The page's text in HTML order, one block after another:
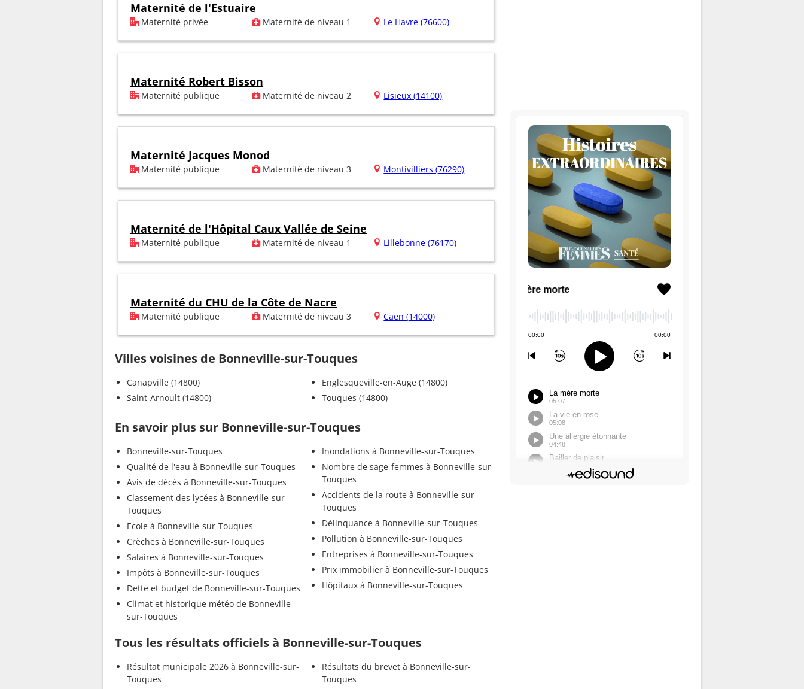
Maternité de l'Estuaire
Maternité privée Maternité de niveau 1 Le Havre (76600)
Maternité Robert Bisson
Maternité publique Maternité de niveau 2 Lisieux (14100)
Maternité Jacques Monod
Maternité publique Maternité de niveau 3 Montivilliers (76290)
Maternité de l'Hôpital Caux Vallée de Seine
Maternité publique Maternité de niveau 1 Lillebonne (76170)
Maternité du CHU de la Côte de Nacre
Maternité publique Maternité de niveau 3 Caen (14000)
Villes voisines de Bonneville-sur-Touques
Canapville (14800)
Saint-Arnoult (14800)
Englesqueville-en-Auge (14800)
Touques (14800)
En savoir plus sur Bonneville-sur-Touques
Bonneville-sur-Touques
Qualité de l'eau à Bonneville-sur-Touques
Avis de décès à Bonneville-sur-Touques
Classement des lycées à Bonneville-sur-
Touques
Ecole à Bonneville-sur-Touques
Crèches à Bonneville-sur-Touques
Salaires à Bonneville-sur-Touques
Impôts à Bonneville-sur-Touques
Dette et budget de Bonneville-sur-Touques
Climat et historique météo de Bonneville-
sur-Touques
Inondations à Bonneville-sur-Touques
Nombre de sage-femmes à Bonneville-sur-
Touques
Accidents de la route à Bonneville-sur-
Touques
Délinquance à Bonneville-sur-Touques
Pollution à Bonneville-sur-Touques
Entreprises à Bonneville-sur-Touques
Prix immobilier à Bonneville-sur-Touques
Hôpitaux à Bonneville-sur-Touques
Tous les résultats officiels à Bonneville-sur-Touques
Résultat municipale 2026 à Bonneville-sur-
Touques
Résultats du brevet à Bonneville-sur-
Touques